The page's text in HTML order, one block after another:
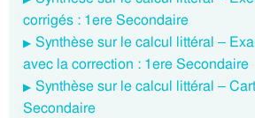
corrigés : 1ere Secondaire
Synthèse sur le calcul littéral –
avec la correction : 1ere Secondaire
Synthèse sur le calcul littéral –
Secondaire